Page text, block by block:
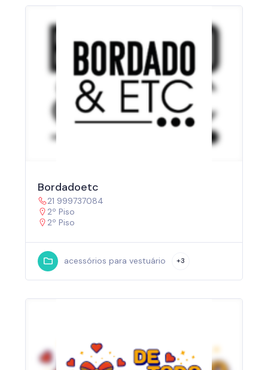
Bordadoetc
21 999737084
2º Piso
2º Piso
acessórios para vestuário +3